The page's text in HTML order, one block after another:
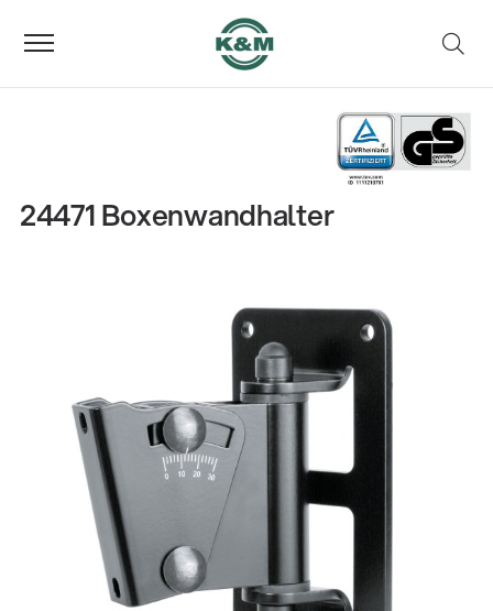
24471 Boxenwandhalter